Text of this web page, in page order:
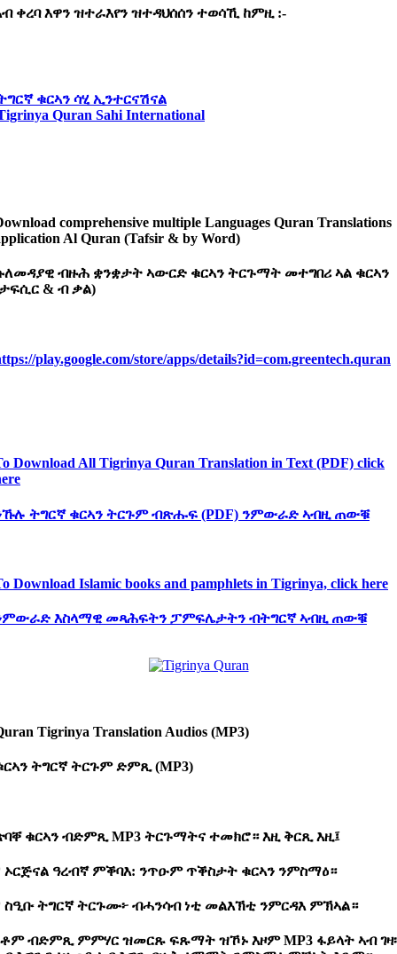
ቀረባእዋን ዝተራእየን ዝተዳህሰሰን ተወሳኺ ከምዚ :-
ቁርኣን ሳሂ ኢንተርናሽናል
Quran Sahi International
comprehensive multiple Languages Quran Translations
Al Quran (Tafsir & by Word)
ብዙሕ ቋንቋታት ኣውርድ ​​ ቁርኣን ትርጉማት መተግበሪኣል ቁርኣን
& ብቃል)
play.google.com/store/apps/details?id=com.greentech.quran
Download All Tigrinya Quran Translation in Text (PDF) click
ትግርኛ ቁርኣን ትርጉምብጽሑፍ (PDF) ንምውራድ ኣብዚ ጠውቑ
Download Islamic books and pamphlets in Tigrinya, click here
እስላማዊ መጻሕፍትን ፓምፍሌታትን ብትግርኛኣብዚ ጠውቑ
Tigrinya Translation Audios (MP3)
ትግርኛትርጉምድምጺ (MP3)
ቁርኣን ብድምጺ MP3 ትርጉማትና ተመክሮ። እዚ ቅርጺ እዚ፤
ኦርጅናል ዓረብኛ ምቕባእ: ንጥዑም ጥቕስታት ቁርኣን ንምስማዕ።
ስዒቡ ትግርኛ ትርጉሙ፦ ብሓንሳብ ነቲ መልእኽቲ ንምርዳእ ምኽኣል።
ብድምጺ ምምሃር ዝመርጹ ፍጹማት ዝኾኑ እዞም MP3 ፋይላት ኣብ ገዛ፡